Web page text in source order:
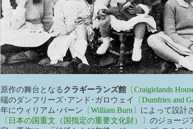
原作の舞台となるクラギーランズ館 〔Craigielands
端のダンフリーズ･アンド･ガロウェイ
〔Dumfries and
年にウィリアム･バーン 〔William Burn〕 によって設計
〔日本の国重文（国指定の重要文化財）〕 のジョージ